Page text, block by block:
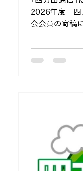
2026年度 四方
会会員の寄稿
す。